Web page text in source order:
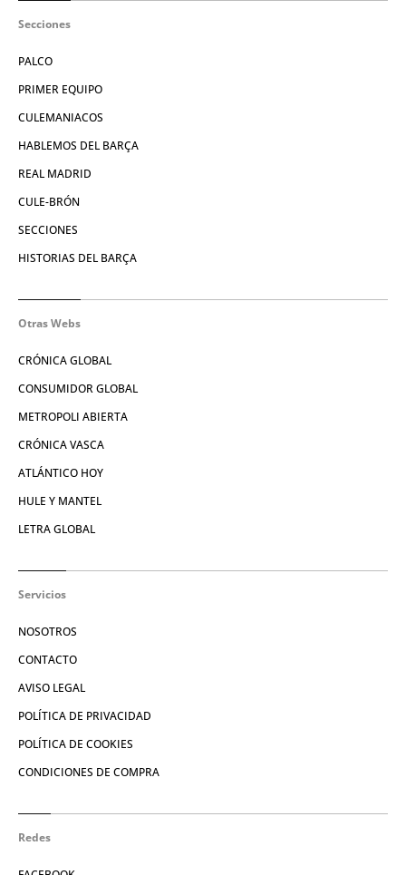
Secciones
PALCO
PRIMER EQUIPO
CULEMANIACOS
HABLEMOS DEL BARÇA
REAL MADRID
CULE-BRÓN
SECCIONES
HISTORIAS DEL BARÇA
Otras Webs
CRÓNICA GLOBAL
CONSUMIDOR GLOBAL
METROPOLI ABIERTA
CRÓNICA VASCA
ATLÁNTICO HOY
HULE Y MANTEL
LETRA GLOBAL
Servicios
NOSOTROS
CONTACTO
AVISO LEGAL
POLÍTICA DE PRIVACIDAD
POLÍTICA DE COOKIES
CONDICIONES DE COMPRA
Redes